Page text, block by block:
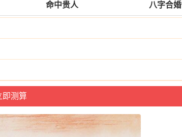
命中贵人 八字合婚